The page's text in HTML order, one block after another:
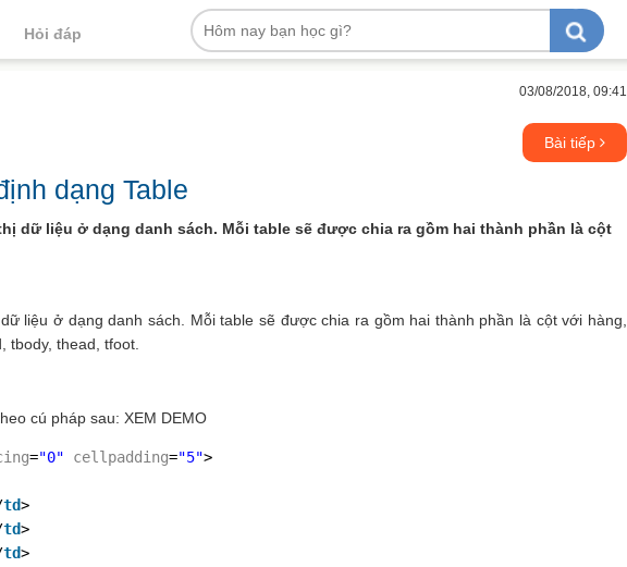
Hỏi đáp
03/08/2018, 09:41
Bài tiếp
dạng Table
dữ liệu ở dạng danh sách. Mỗi table sẽ được chia ra gồm hai thành phần là cột
liệu ở dạng danh sách. Mỗi table sẽ được chia ra gồm hai thành phần là cột với hàng,
tbody, thead, tfoot.
cú pháp sau: XEM DEMO
="0" cellpadding="5">
td>
td>
td>